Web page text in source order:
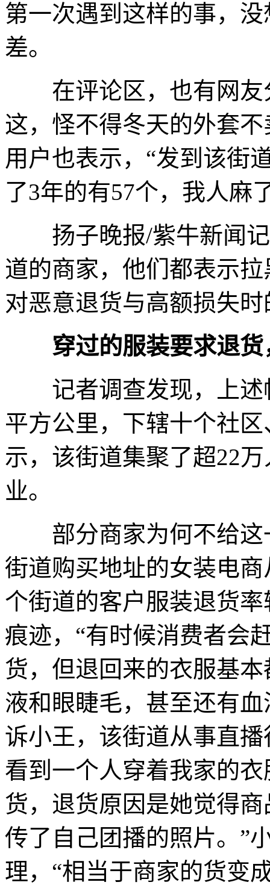
第一次遇到这样的事，
差。
在评论区，也有网友
这，怪不得冬天的外套
用户也表示，“发到该街
了3年的有57个，我人麻
扬子晚报/紫牛新闻记
道的商家，他们都表示
对恶意退货与高额损失
穿过的服装要求退
记者调查发现，上述
平方公里，下辖十个社
示，该街道集聚了超22
业。
部分商家为何不给这
街道购买地址的女装电
个街道的客户服装退货
痕迹，“有时候消费者会
货，但退回来的衣服基
液和眼睫毛，甚至还有
诉小王，该街道从事直
看到一个人穿着我家的
货，退货原因是她觉得
传了自己团播的照片。”
理，“相当于商家的货变